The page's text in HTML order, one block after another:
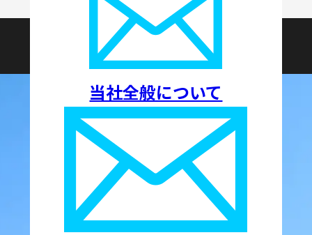
社長メッセージ
会社概要
CSR・
サステナビリティ
当社全般について